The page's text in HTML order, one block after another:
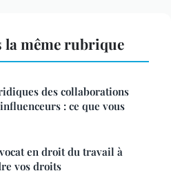
même rubrique
des collaborations
: ce que vous
en droit du travail à
vos droits